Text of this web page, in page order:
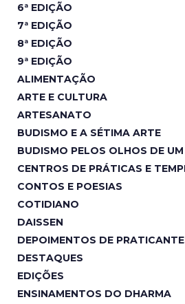
6ª EDIÇÃO
7ª EDIÇÃO
8ª EDIÇÃO
9ª EDIÇÃO
ALIMENTAÇÃO
ARTE E CULTURA
ARTESANATO
BUDISMO E A SÉTIMA ARTE
BUDISMO PELOS OLHOS DE UM
CENTROS DE PRÁTICAS E
CONTOS E POESIAS
COTIDIANO
DAISSEN
DEPOIMENTOS DE
DESTAQUES
EDIÇÕES
ENSINAMENTOS DO DHARMA